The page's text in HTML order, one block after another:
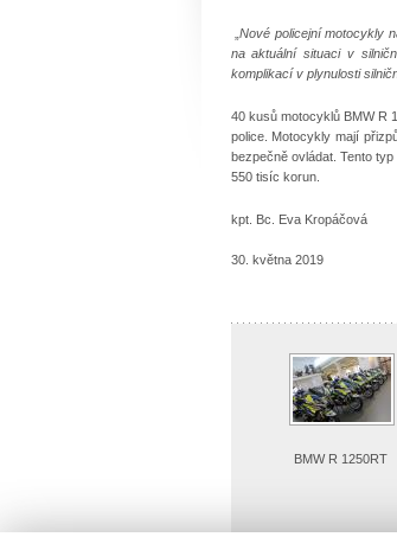
„Nové policejní motocykly
na aktuální situaci v
komplikací v plynulosti
40 kusů motocyklů BMW R
police. Motocykly mají
bezpečně ovládat. Tento
550 tisíc korun.
kpt. Bc. Eva Kropáčová
30. května 2019
BMW R 1250RT